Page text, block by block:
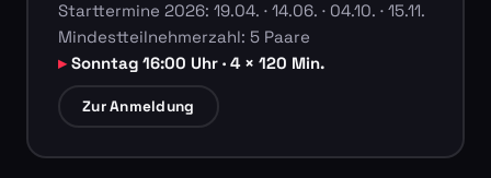
Starttermine 2026: 19.04. · 14.06. · 04.10. · 15.11.
Mindestteilnehmerzahl: 5 Paare
Sonntag 16:00 Uhr · 4 × 120 Min.
Zur Anmeldung